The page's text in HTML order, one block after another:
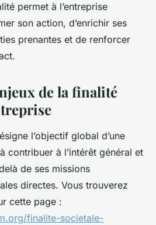
permet à l’entreprise
son action, d’enrichir ses
prenantes et de renforcer
de la finalité
l’objectif global d’une
contribuer à l’intérêt général et
de ses missions
directes. Vous trouverez
cette page :
finalite-societale-